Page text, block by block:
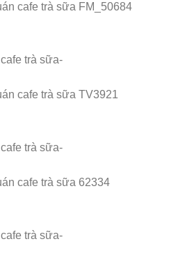
cafe trà sữa FM_50684
cafe trà sữa TV3921
cafe trà sữa 62334